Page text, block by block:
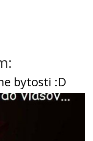
bytosti :D